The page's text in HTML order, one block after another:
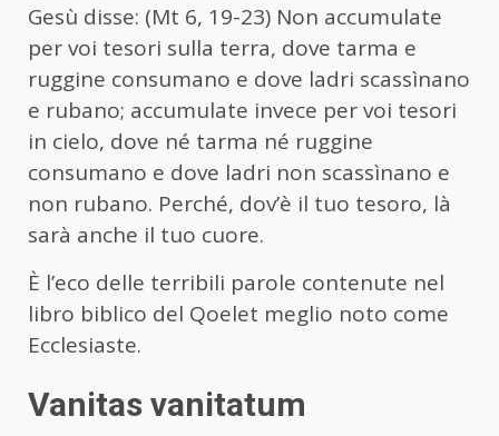
Gesù disse: (Mt 6, 19-23) Non accumulate
per voi tesori sulla terra, dove tarma e
ruggine consumano e dove ladri scassìnano
e rubano; accumulate invece per voi tesori
in cielo, dove né tarma né ruggine
consumano e dove ladri non scassìnano e
non rubano. Perché, dov’è il tuo tesoro, là
sarà anche il tuo cuore.
È l’eco delle terribili parole contenute nel
libro biblico del Qoelet meglio noto come
Ecclesiaste.
Vanitas vanitatum